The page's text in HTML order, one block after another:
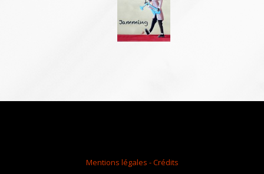
Mentions légales - Crédits